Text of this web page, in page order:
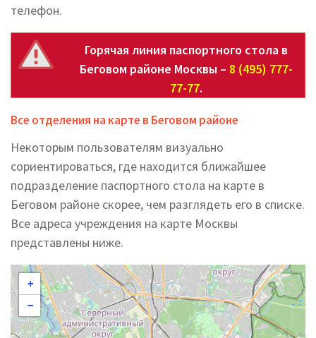
телефон.
Горячая линия паспортного стола в
Беговом районе Москвы – 8 (495) 777-
77-77.
Все отделения на карте в Беговом районе
Некоторым пользователям визуально
сориентироваться, где находится ближайшее
подразделение паспортного стола на карте в
Беговом районе скорее, чем разглядеть его в списке.
Все адреса учреждения на карте Москвы
представлены ниже.
+
−